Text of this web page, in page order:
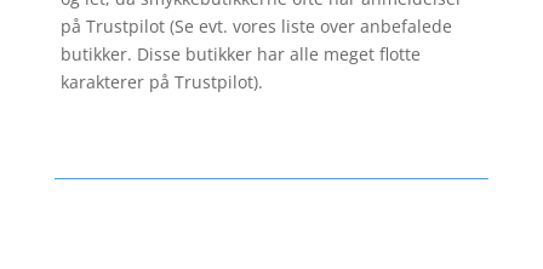
på Trustpilot (Se evt. vores liste over anbefalede
butikker. Disse butikker har alle meget flotte
karakterer på Trustpilot).